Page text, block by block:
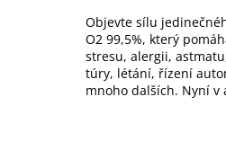
Objevte sílu
O2 99,5%, který
stresu, alergii,
túry, létání, řízení
mnoho dalších. Nyní v